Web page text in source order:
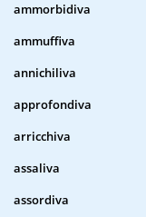
ammorbidiva
ammuffiva
annichiliva
approfondiva
arricchiva
assaliva
assordiva